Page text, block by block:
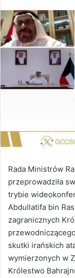
Rada Ministrów
przeprowadziła
trybie
Abdullatifa bin
zagranicznych
skutki irańskich
wymierzonych w
Królestwo